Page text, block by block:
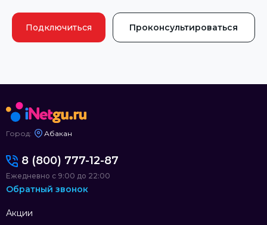
Подключиться Проконсультироваться
Город: Абакан
Акции
8 (800) 777-12-87
Ежедневно с 9:00 до 22:00
Обратный звонок